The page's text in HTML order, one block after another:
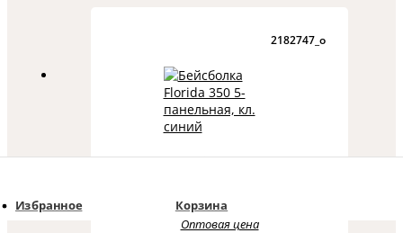
Избранное Корзина
2182747_o
Бейсболка Florida 350 5-панельная,
Оптовая цена